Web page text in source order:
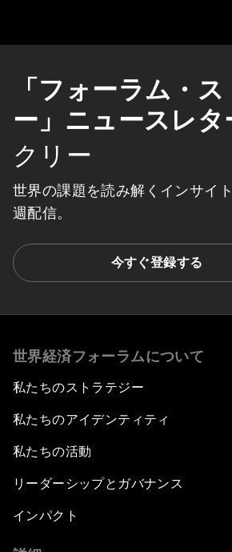
「フォーラム・ス
ー」ニュースレタ
クリー
世界の課題を読み解くインサイ
週配信。
今すぐ登録する
世界経済フォーラムについて
私たちのストラテジー
私たちのアイデンティティ
私たちの活動
リーダーシップとガバナンス
インパクト